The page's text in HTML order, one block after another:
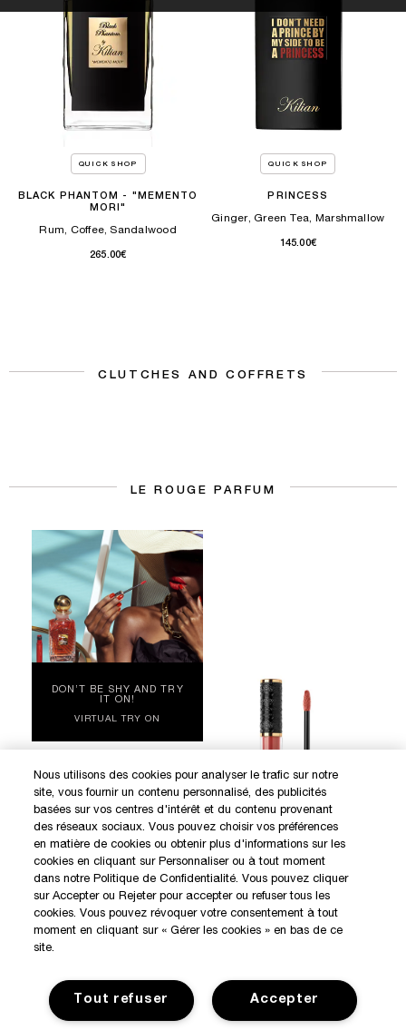
QUICK SHOP
BLACK PHANTOM - "MEMENTO
MORI"
Rum, Coffee, Sandalwood
265.00€
QUICK SHOP
PRINCESS
Ginger, Green Tea, Marshmallow
145.00€
CLUTCHES AND COFFRETS
LE ROUGE PARFUM
DON’T BE SHY AND TRY
IT ON!
VIRTUAL TRY ON
QUICK SHOP
Ultra Matte Scented Liquid
Lipstick
DISCOVER OUR NEW LAUNCHES AND SPECIAL OFFERS
SIGN IN / MY ACCOUNT
CUSTOMER SERVICE
Nous utilisons des cookies pour analyser le trafic sur notre
site, vous fournir un contenu personnalisé, des publicités
basées sur vos centres d'intérêt et du contenu provenant
des réseaux sociaux. Vous pouvez choisir vos préférences
en matière de cookies ou obtenir plus d'informations sur les
cookies en cliquant sur Personnaliser ou à tout moment
dans notre Politique de Confidentialité. Vous pouvez cliquer
sur Accepter ou Rejeter pour accepter ou refuser tous les
cookies. Vous pouvez révoquer votre consentement à tout
moment en cliquant sur « Gérer les cookies » en bas de ce
site.
Accepter
Tout refuser